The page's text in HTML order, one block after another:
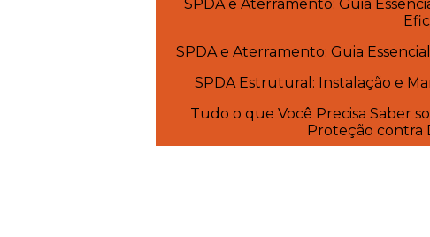
SPDA e Aterramento: Guia
SPDA e Aterramento: Guia
SPDA Estrutural: Instalação e
Tudo o que Você Precisa Saber
Proteção contra